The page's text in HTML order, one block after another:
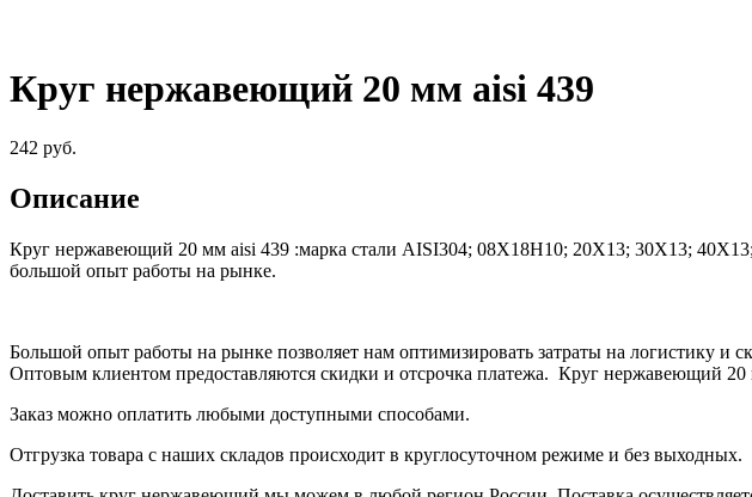
Круг нержавеющий 20 мм aisi 439
242 руб.
Описание
Круг нержавеющий 20 мм aisi 439 :марка стали AISI304; 08Х18Н10; 20Х13; 30Х13;
большой опыт работы на рынке.
Большой опыт работы на рынке позволяет нам оптимизировать затраты на логистику
Оптовым клиентом предоставляются скидки и отсрочка платежа. Круг нержавеющий 20
Заказ можно оплатить любыми доступными способами.
Отгрузка товара с наших складов происходит в круглосуточном режиме и без выходных.